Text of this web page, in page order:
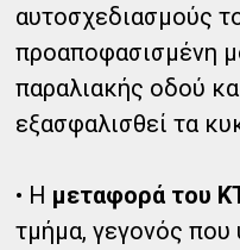
αυτοσχεδιασμούς
προαποφασισμένη
παραλιακής οδού
εξασφαλισθεί τα
• Η μεταφορά του
τμήμα, γεγονός